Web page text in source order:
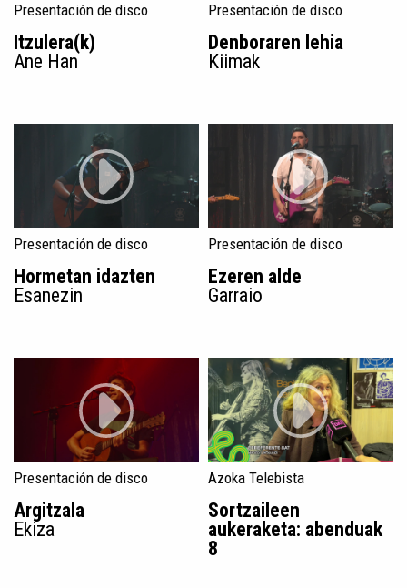
Presentación de disco
Itzulera(k)
Ane Han
Presentación de disco
Denboraren lehia
Kiimak
Presentación de disco
Hormetan idazten
Esanezin
Presentación de disco
Ezeren alde
Garraio
Presentación de disco
Argitzala
Ekiza
Azoka Telebista
Sortzaileen
aukeraketa: abenduak
8